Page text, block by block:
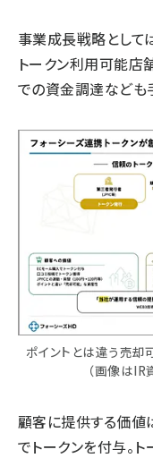
事業成長戦略として
トークン利用可能店
での資金調達なども
ポイントとは違う売
（画像はIR
顧客に提供する価値
でトークンを付与。